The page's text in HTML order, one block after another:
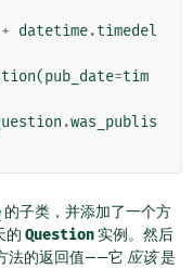
+ datetime.timedel
(pub_date=tim
.was_publis
的子类，并添加了一个方
的 Question实例。然后
法的返回值——它 应该是